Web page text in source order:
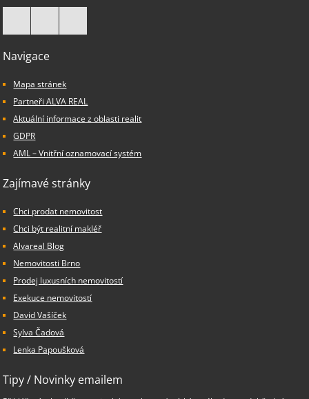
Navigace
Mapa stránek
Partneři ALVA REAL
Aktuální informace z oblasti realit
GDPR
AML – Vnitřní oznamovací systém
Zajímavé stránky
Chci prodat nemovitost
Chci být realitní makléř
Alvareal Blog
Nemovitosti Brno
Prodej luxusních nemovitostí
Exekuce nemovitostí
David Vašíček
Sylva Čadová
Lenka Papoušková
Tipy / Novinky emailem